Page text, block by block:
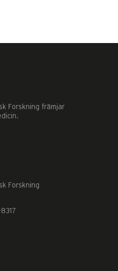
Forskning främjar
Forskning